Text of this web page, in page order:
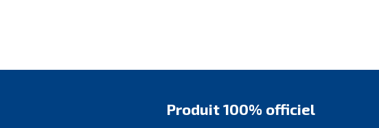
Produit 100% officiel